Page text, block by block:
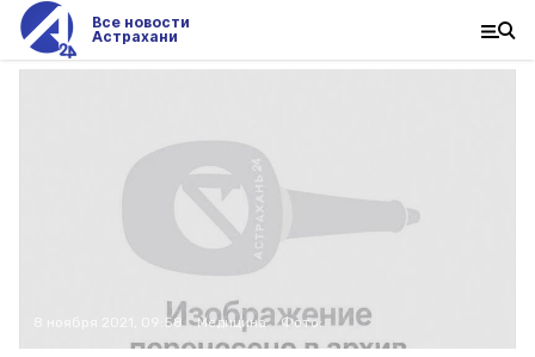
Все новости
Астрахани
8 ноября 2021, 09:58 Медицина Фото: